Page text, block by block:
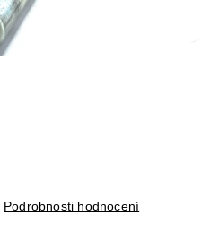
Podrobnosti hodnocení